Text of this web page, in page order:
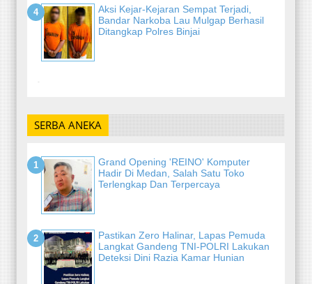
Aksi Kejar-Kejaran Sempat Terjadi,
Bandar Narkoba Lau Mulgap Berhasil
Ditangkap Polres Binjai
-
SERBA ANEKA
Grand Opening 'REINO' Komputer
Hadir Di Medan, Salah Satu Toko
Terlengkap Dan Terpercaya
Pastikan Zero Halinar, Lapas Pemuda
Langkat Gandeng TNI-POLRI Lakukan
Deteksi Dini Razia Kamar Hunian